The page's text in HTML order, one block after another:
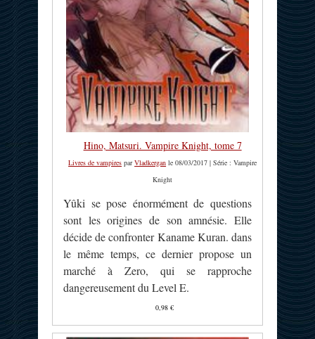
Hino, Matsuri. Vampire Knight, tome 7
Livres de vampires parVladkergan le 08/03/2017 | Série : Vampire
Knight
Yûki se pose énormément de questions
sont les origines de son amnésie. Elle
décide de confronter Kaname Kuran. dans
le même temps, ce dernier propose un
marché à Zero, qui se rapproche
dangereusement du Level E.
0,98 €